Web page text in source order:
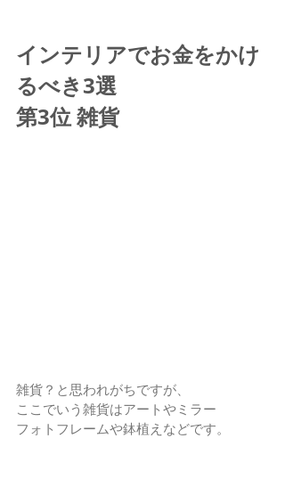
インテリアでお金をかけ
るべき3選
第3位 雑貨
雑貨？と思われがちですが、
ここでいう雑貨はアートやミラー
フォトフレームや鉢植えなどです。